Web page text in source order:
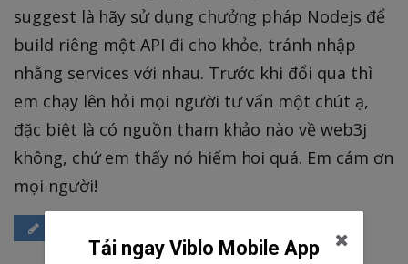
suggest là hãy sử dụng chưởng pháp Nodejs để
build riêng một API đi cho khỏe, tránh nhập
nhằng services với nhau. Trước khi đổi qua thì
em chạy lên hỏi mọi người tư vấn một chút ạ,
đặc biệt là có nguồn tham khảo nào về web3j
không, chứ em thấy nó hiếm hoi quá. Em cám ơn
mọi người!
Tải ngay Viblo Mobile App